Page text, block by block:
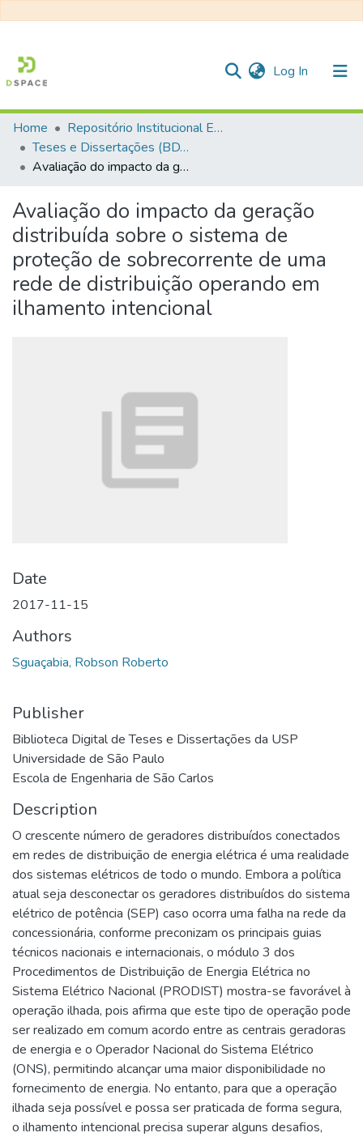
Log In (current)
Communities & Collections
All of DSpace
Statistics
Home
Repositório Institucional EESC
Teses e Dissertações (BDTD USP)
Avaliação do impacto da geração distribuída sobre o sistema de proteção de sobrecorrente de uma rede de distribuição operando em ilhamento intencional
Avaliação do impacto da geração
distribuída sobre o sistema de
proteção de sobrecorrente de uma
rede de distribuição operando em
ilhamento intencional
Date
2017-11-15
Authors
Sguaçabia, Robson Roberto
Publisher
Biblioteca Digital de Teses e Dissertações da USP
Universidade de São Paulo
Escola de Engenharia de São Carlos
Description
O crescente número de geradores distribuídos conectados
em redes de distribuição de energia elétrica é uma realidade
dos sistemas elétricos de todo o mundo. Embora a política
atual seja desconectar os geradores distribuídos do sistema
elétrico de potência (SEP) caso ocorra uma falha na rede da
concessionária, conforme preconizam os principais guias
técnicos nacionais e internacionais, o módulo 3 dos
Procedimentos de Distribuição de Energia Elétrica no
Sistema Elétrico Nacional (PRODIST) mostra-se favorável à
operação ilhada, pois afirma que este tipo de operação pode
ser realizado em comum acordo entre as centrais geradoras
de energia e o Operador Nacional do Sistema Elétrico
(ONS), permitindo alcançar uma maior disponibilidade no
fornecimento de energia. No entanto, para que a operação
ilhada seja possível e possa ser praticada de forma segura,
o ilhamento intencional precisa superar alguns desafios,